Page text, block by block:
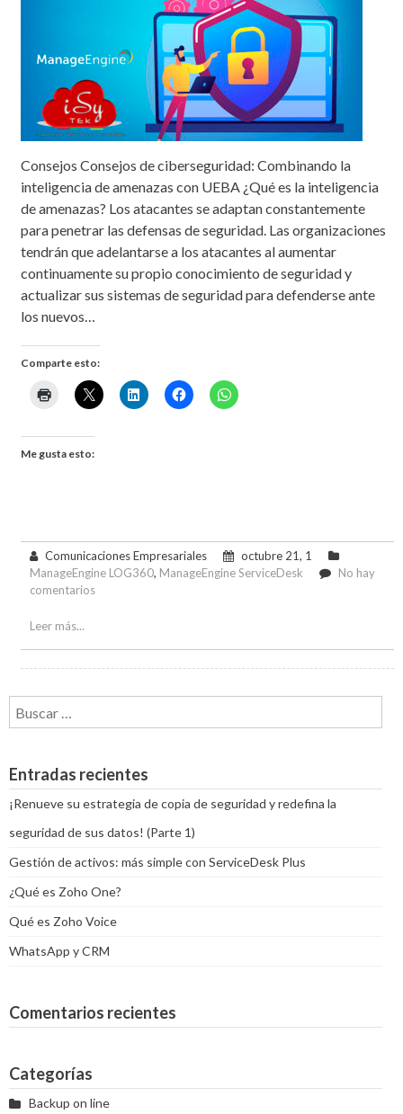
Consejos Consejos de ciberseguridad: Combinando la
inteligencia de amenazas con UEBA ¿Qué es la inteligencia
de amenazas? Los atacantes se adaptan constantemente
para penetrar las defensas de seguridad. Las organizaciones
tendrán que adelantarse a los atacantes al aumentar
continuamente su propio conocimiento de seguridad y
actualizar sus sistemas de seguridad para defenderse ante
los nuevos…
Comparte esto:
Me gusta esto:
Comunicaciones Empresariales
octubre 21, 1
ManageEngine LOG360, ManageEngine ServiceDesk
No hay
comentariosen
Leer más...
Buscar:
Entradas recientes
¡Renueve su estrategia de copia de seguridad y redefina la
seguridad de sus datos! (Parte 1)
Gestión de activos: más simple con ServiceDesk Plus
¿Qué es Zoho One?
Qué es Zoho Voice
WhatsApp y CRM
Comentarios recientes
Categorías
Backup on line